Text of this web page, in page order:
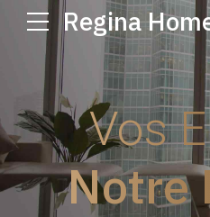
Regina
Vos
Notre